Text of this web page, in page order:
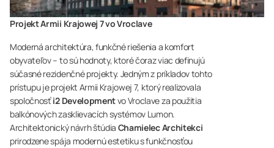
Projekt Armii Krajowej 7 vo Vroclave
Moderná architektúra, funkčné riešenia a komfort
obyvateľov – to sú hodnoty, ktoré čoraz viac definujú
súčasné rezidenčné projekty. Jedným z príkladov tohto
prístupu je projekt Armii Krajowej 7, ktorý realizovala
spoločnosťi2 Developmentvo Vroclave za použitia
balkónových zasklievacích systémov Lumon.
Architektonický návrh štúdia Chamielec Architekci
prirodzene spája modernú estetiku s funkčnosťou